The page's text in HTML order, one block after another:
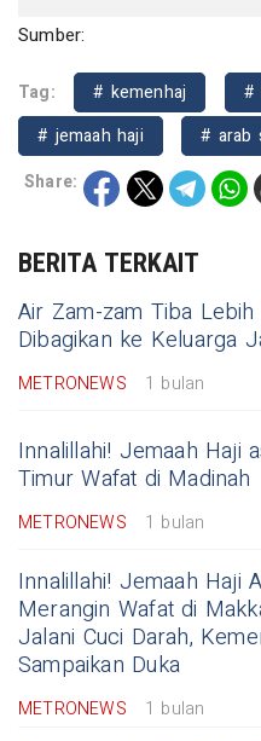
Sumber:
Tag: # kemenhaj #
# jemaah haji
# arab
Share:
BERITA TERKAIT
Air Zam-zam Tiba Lebih
Dibagikan ke Keluarga
METRONEWS 1 bulan
Innalillahi! Jemaah Haji
Timur Wafat di Madinah
METRONEWS 1 bulan
Innalillahi! Jemaah Haji
Merangin Wafat di
Jalani Cuci Darah,
Sampaikan Duka
METRONEWS 1 bulan